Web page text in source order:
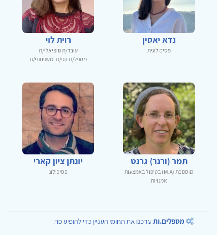
נדא יאסין
פסיכולוגית
רוית לוי
עובד/ת סוציאלי/ת
מטפל/ת זוגי/ת ומשפחתי/ת
תמר (ורנר) גרנט
מוסמכת (M.A) בטיפול באמצעות
אמנויות
יונתן ציון קארי
פסיכולוג
מטפלים.ותעדכנו את תחומי העניין כדי להופיע פה